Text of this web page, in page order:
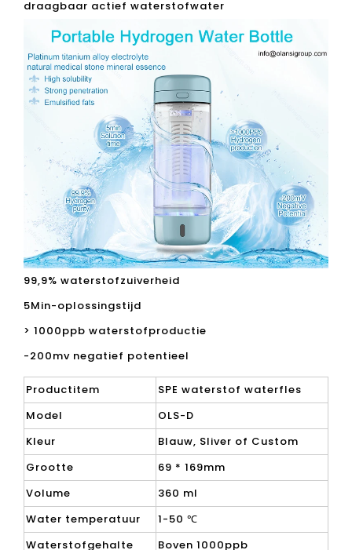
product beschrijving
Anti-aging Korea ontwerp waterstofrijk waterfles
draagbaar actief waterstofwater